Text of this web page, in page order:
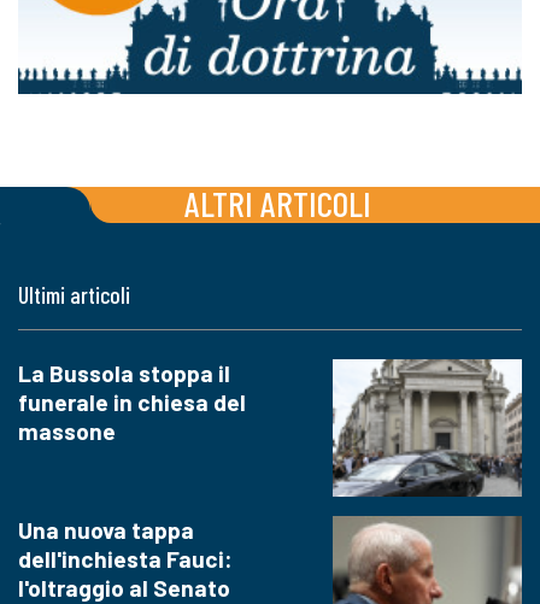
ALTRI ARTICOLI
Ultimi articoli
La Bussola stoppa il
funerale in chiesa del
massone
Una nuova tappa
dell'inchiesta Fauci:
l'oltraggio al Senato